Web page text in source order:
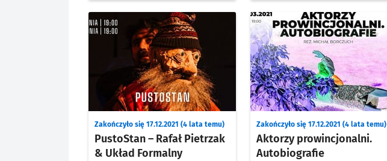
PustoStan – Rafał Pietrzak
& Układ Formalny
Zakończyło się 17.12.2021 (4 lata temu)
Aktorzy prowincjonalni.
Autobiografie
Zakończyło się 17.12.2021 (4 lata temu)